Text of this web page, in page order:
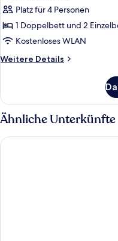
Platz für 4 Personen
1 Doppelbett und 2
Kostenloses WLAN
Weitere Details
Weitere
2 Schlafzimmer
(Church
view)
Ähnliche Unterkünfte
Edelweiss Lodge